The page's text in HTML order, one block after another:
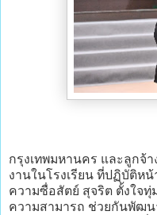
กรุงเทพมหานคร และลูกจ้
งานในโรงเรียน ที่ปฏิบัติห
ความซื่อสัตย์ สุจริต ตั้งใจทุ่
ความสามารถ ช่วยกันพัฒน